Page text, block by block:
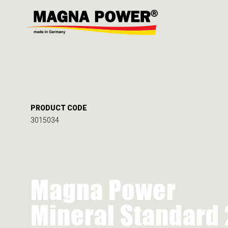
PRODUCT CODE
3015034
Magna Power
Mineral Standard